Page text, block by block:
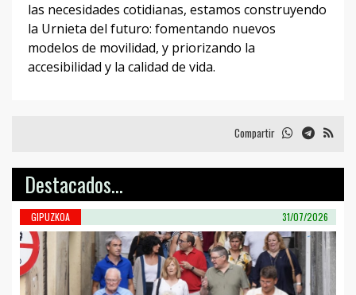
las necesidades cotidianas, estamos construyendo
la Urnieta del futuro: fomentando nuevos
modelos de movilidad, y priorizando la
accesibilidad y la calidad de vida.
Compartir
Destacados...
GIPUZKOA 31/07/2026